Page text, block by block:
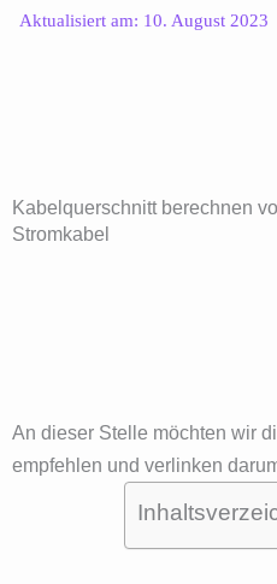
Aktualisiert am: 10. August 2023
Kabelquerschnitt berechnen
Stromkabel
An dieser Stelle möchten wir
empfehlen und verlinken